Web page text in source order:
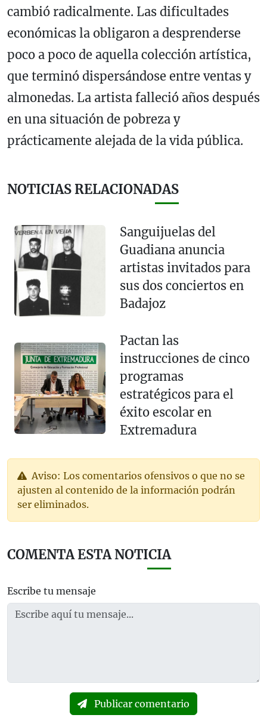
cambió radicalmente. Las dificultades
económicas la obligaron a desprenderse
poco a poco de aquella colección artística,
que terminó dispersándose entre ventas y
almonedas. La artista falleció años después
en una situación de pobreza y
prácticamente alejada de la vida pública.
NOTICIAS RELACIONADAS
Sanguijuelas del
Guadiana anuncia
artistas invitados para
sus dos conciertos en
Badajoz
Pactan las
instrucciones de cinco
programas
estratégicos para el
éxito escolar en
Extremadura
Aviso: Los comentarios ofensivos o que no se
ajusten al contenido de la información podrán
ser eliminados.
COMENTA ESTA NOTICIA
Escribe tu mensaje
Publicar comentario